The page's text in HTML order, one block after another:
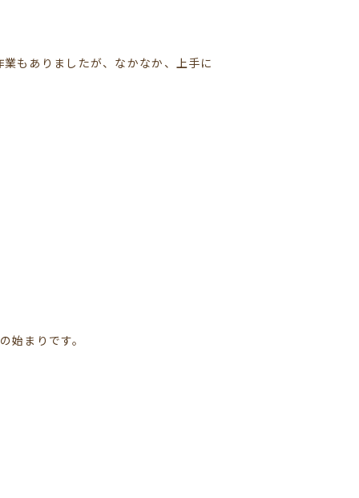
もありましたが、なかなか、上手に
始まりです。